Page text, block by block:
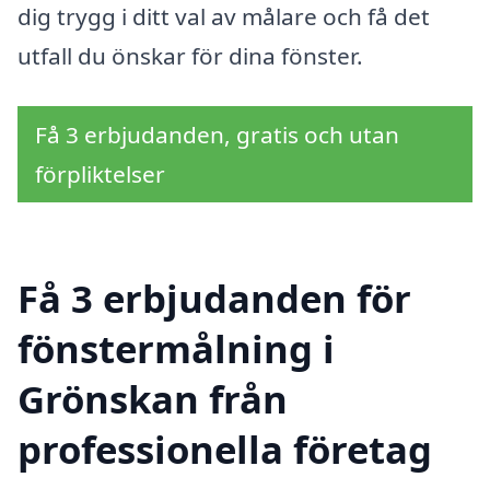
dig trygg i ditt val av målare och få det
utfall du önskar för dina fönster.
Få 3 erbjudanden, gratis och utan
förpliktelser
Få 3 erbjudanden för
fönstermålning i
Grönskan från
professionella företag